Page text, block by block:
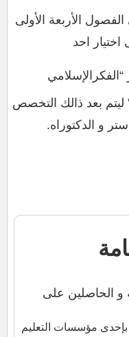
الأربعة الأولى
احد
ليتم بعد ذالك التخصص
و الدكتوراه.
و الحاصلين على
بإحدى مؤسسات التعليم